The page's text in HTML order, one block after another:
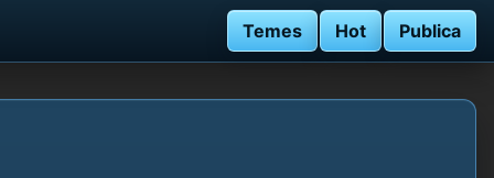
Temes Hot Publica